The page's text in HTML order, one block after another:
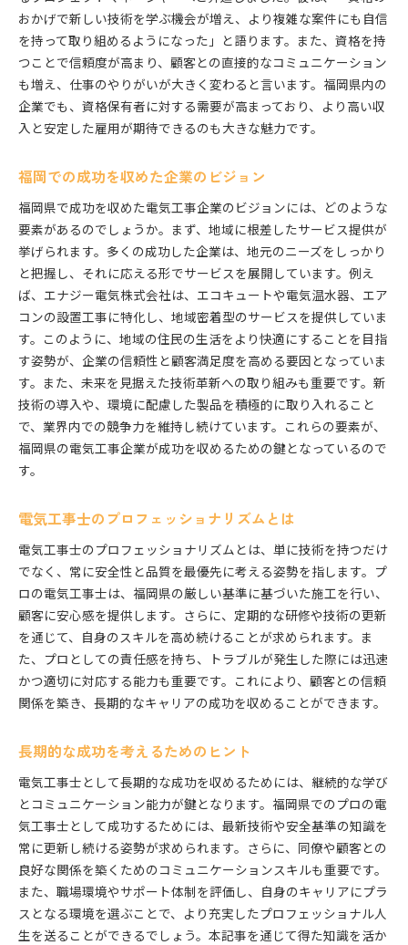
おかげで新しい技術を学ぶ機会が増え、より複雑な案件にも自信
を持って取り組めるようになった」と語ります。また、資格を持
つことで信頼度が高まり、顧客との直接的なコミュニケーション
も増え、仕事のやりがいが大きく変わると言います。福岡県内の
企業でも、資格保有者に対する需要が高まっており、より高い収
入と安定した雇用が期待できるのも大きな魅力です。
福岡での成功を収めた企業のビジョン
福岡県で成功を収めた電気工事企業のビジョンには、どのような
要素があるのでしょうか。まず、地域に根差したサービス提供が
挙げられます。多くの成功した企業は、地元のニーズをしっかり
と把握し、それに応える形でサービスを展開しています。例え
ば、エナジー電気株式会社は、エコキュートや電気温水器、エア
コンの設置工事に特化し、地域密着型のサービスを提供していま
す。このように、地域の住民の生活をより快適にすることを目指
す姿勢が、企業の信頼性と顧客満足度を高める要因となっていま
す。また、未来を見据えた技術革新への取り組みも重要です。新
技術の導入や、環境に配慮した製品を積極的に取り入れること
で、業界内での競争力を維持し続けています。これらの要素が、
福岡県の電気工事企業が成功を収めるための鍵となっているので
す。
電気工事士のプロフェッショナリズムとは
電気工事士のプロフェッショナリズムとは、単に技術を持つだけ
でなく、常に安全性と品質を最優先に考える姿勢を指します。プ
ロの電気工事士は、福岡県の厳しい基準に基づいた施工を行い、
顧客に安心感を提供します。さらに、定期的な研修や技術の更新
を通じて、自身のスキルを高め続けることが求められます。ま
た、プロとしての責任感を持ち、トラブルが発生した際には迅速
かつ適切に対応する能力も重要です。これにより、顧客との信頼
関係を築き、長期的なキャリアの成功を収めることができます。
長期的な成功を考えるためのヒント
電気工事士として長期的な成功を収めるためには、継続的な学び
とコミュニケーション能力が鍵となります。福岡県でのプロの電
気工事士として成功するためには、最新技術や安全基準の知識を
常に更新し続ける姿勢が求められます。さらに、同僚や顧客との
良好な関係を築くためのコミュニケーションスキルも重要です。
また、職場環境やサポート体制を評価し、自身のキャリアにプラ
スとなる環境を選ぶことで、より充実したプロフェッショナル人
生を送ることができるでしょう。本記事を通じて得た知識を活か